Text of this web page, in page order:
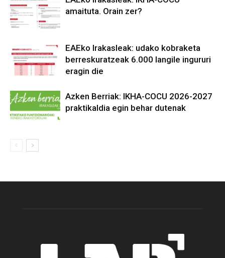
amaituta. Orain zer?
EAEko Irakasleak: udako kobraketa
berreskuratzeak 6.000 langile ingururi
eragin die
Azken Berriak: IKHA-COCU 2026-2027
praktikaldia egin behar dutenak